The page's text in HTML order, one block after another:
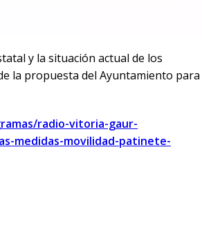
y la situación actual de los
la propuesta del Ayuntamiento para
radio-vitoria-gaur-
medidas-movilidad-patinete-